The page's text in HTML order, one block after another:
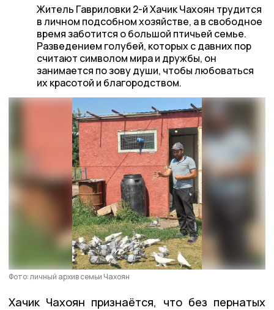
Житель Гавриловки 2-й Хачик Чахоян трудится
в личном подсобном хозяйстве, а в свободное
время заботится о большой птичьей семье.
Разведением голубей, которых с давних пор
считают символом мира и дружбы, он
занимается по зову души, чтобы любоваться
их красотой и благородством.
Фото: личный архив семьи Чахоян
Хачик Чахоян признаётся, что без пернатых